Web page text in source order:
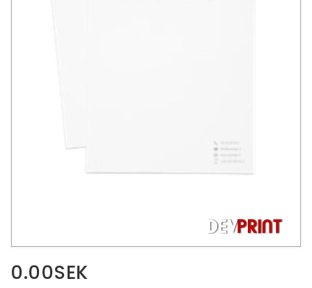
0.00SEK